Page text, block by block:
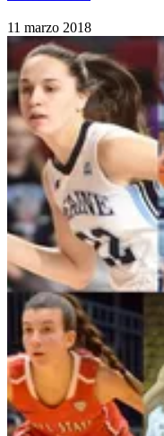
11 marzo 2018